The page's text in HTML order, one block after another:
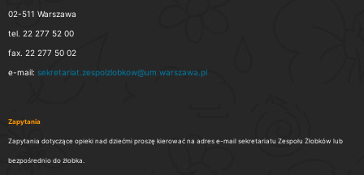
02-511 Warszawa
tel. 22 277 52 00
fax. 22 277 50 02
e-mail: sekretariat.zespolzlobkow@um.warszawa.pl
Zapytania
Zapytania dotyczące opieki nad dziećmi proszę kierować na adres e-mail sekretariatu Zespołu Żłobków lub
bezpośrednio do żłobka.